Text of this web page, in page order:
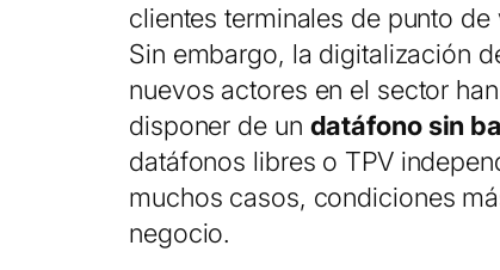
clientes terminales de punto
Sin embargo, la digitalización
nuevos actores en el sector
disponer de un datáfono sin
datáfonos libres o TPV
muchos casos, condiciones
negocio.